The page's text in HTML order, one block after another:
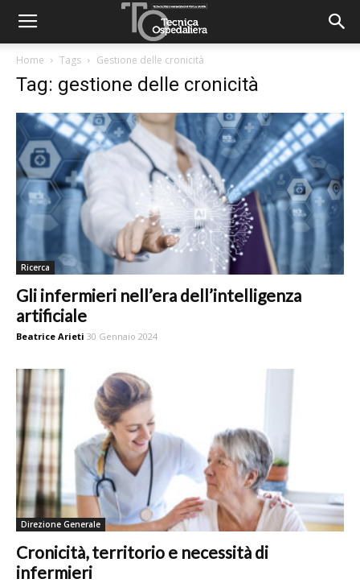
Home Tags Gestione delle cronicità
Tag: gestione delle cronicità
Ricerca
Gli infermieri nell’era dell’intelligenza
artificiale
Beatrice Arieti 30 Gennaio 2024
Direzione Generale
Cronicità, territorio e necessità di
infermieri